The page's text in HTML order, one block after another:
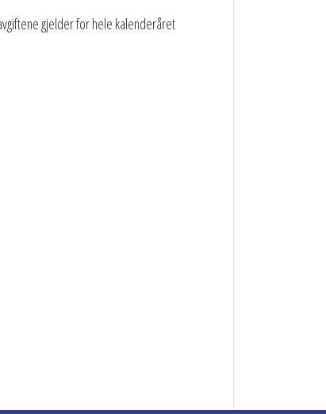
gjelder for hele kalenderåret